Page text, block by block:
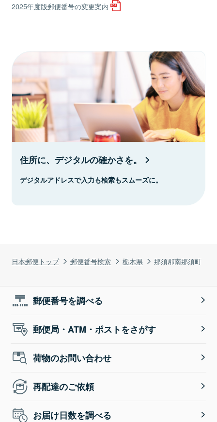
日本郵便トップ 郵便番号検索 栃木県 那須郡南那須町
2025年度版郵便番号の変更案内
住所に、デジタルの確かさを。
デジタルアドレスで入力も検索もスムーズに。
郵便番号を調べる
郵便局・ATM・ポストをさがす
荷物のお問い合わせ
再配達のご依頼
お届け日数を調べる